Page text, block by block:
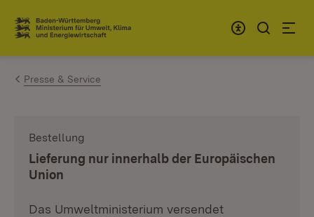
Zum Inhalt springen
Link zur Startseite
Presse & Service
Bestellung
Lieferung nur innerhalb der Europäischen
Union
Das Umweltministerium versendet